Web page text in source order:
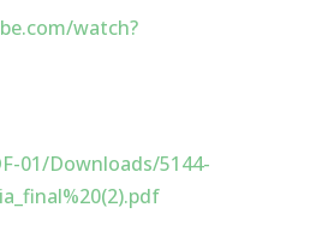
watch?
01/Downloads/5144-